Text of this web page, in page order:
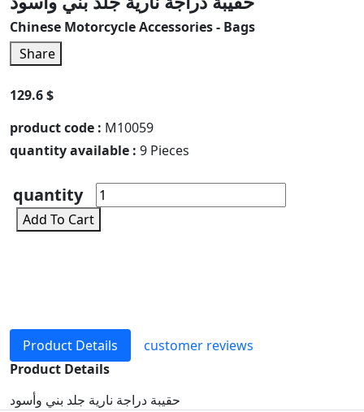
Chinese Motorcycle Accessories - Bags
Share
129.6 $
product code : M10059
quantity available : 9 Pieces
quantity
Add To Cart
Product Details
customer reviews
Product Details
حقيبة دراجة نارية جلد بني وأسود